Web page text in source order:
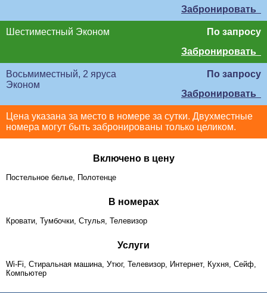
Забронировать
Шестиместный Эконом
По запросу
Забронировать
Восьмиместный, 2 яруса
Эконом
По запросу
Забронировать
Цена указана за место в номере за сутки. Двухместные
номера могут быть забронированы только целиком.
Включено в цену
Постельное белье, Полотенце
В номерах
Кровати, Тумбочки, Стулья, Телевизор
Услуги
Wi-Fi, Стиральная машина, Утюг, Телевизор, Интернет, Кухня, Сейф,
Компьютер